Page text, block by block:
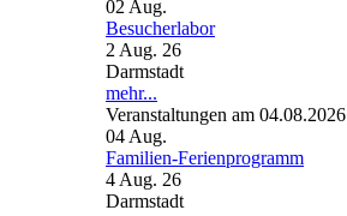
02 Aug.
Besucherlabor
2 Aug. 26
Darmstadt
mehr...
Veranstaltungen am 04.08.2026
04 Aug.
Familien-Ferienprogramm
4 Aug. 26
Darmstadt